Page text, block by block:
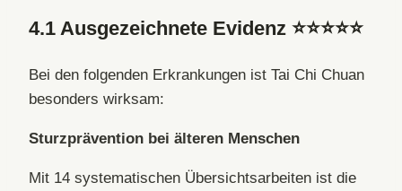
4.1 Ausgezeichnete Evidenz ⭐⭐⭐⭐⭐
Bei den folgenden Erkrankungen ist Tai Chi Chuan
besonders wirksam:
Sturzprävention bei älteren Menschen
Mit 14 systematischen Übersichtsarbeiten ist die